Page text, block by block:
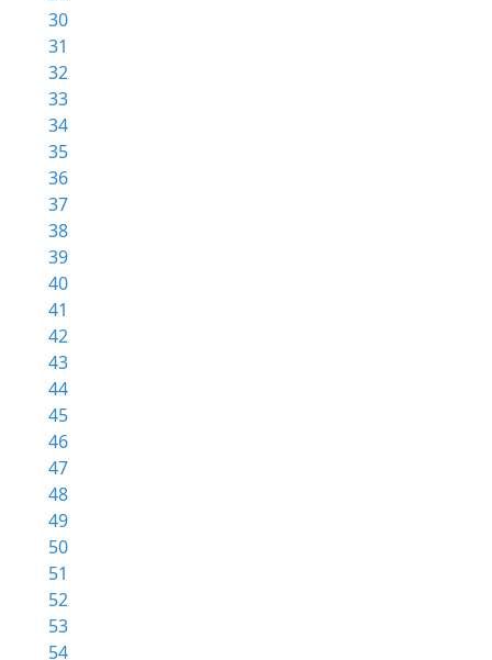
30
31
32
33
34
35
36
37
38
39
40
41
42
43
44
45
46
47
48
49
50
51
52
53
54